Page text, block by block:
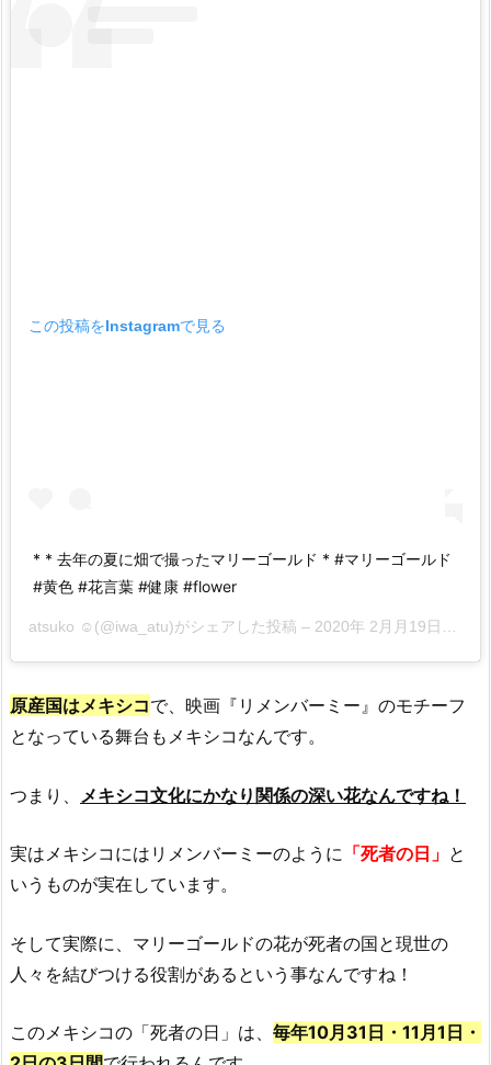
この投稿をInstagramで見る
* * 去年の夏に畑で撮ったマリーゴールド * #マリーゴールド
#黄色 #花言葉 #健康 #flower
atsuko ☺︎︎(@iwa_atu)がシェアした投稿 – 2020年 2月月19日午後11時00分PST
原産国はメキシコで、映画『リメンバーミー』のモチーフ
となっている舞台もメキシコなんです。
つまり、 メキシコ文化にかなり関係の深い花なんですね！
実はメキシコにはリメンバーミーのように 「死者の日」 と
いうものが実在しています。
そして実際に、マリーゴールドの花が死者の国と現世の
人々を結びつける役割があるという事なんですね！
このメキシコの「死者の日」は、 毎年10月31日・11月1日・